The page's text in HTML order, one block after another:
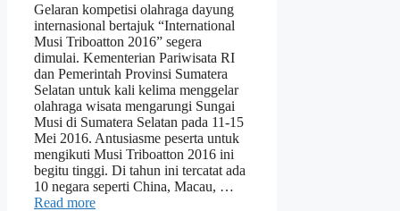
Gelaran kompetisi olahraga dayung
internasional bertajuk “International
Musi Triboatton 2016” segera
dimulai. Kementerian Pariwisata RI
dan Pemerintah Provinsi Sumatera
Selatan untuk kali kelima menggelar
olahraga wisata mengarungi Sungai
Musi di Sumatera Selatan pada 11-15
Mei 2016. Antusiasme peserta untuk
mengikuti Musi Triboatton 2016 ini
begitu tinggi. Di tahun ini tercatat ada
10 negara seperti China, Macau, …
Read more